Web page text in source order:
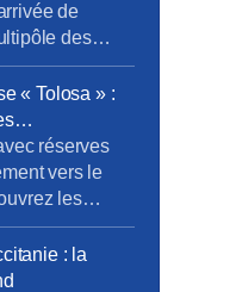
de
des
salariés sur le
d’un meme
d’abord,
[…]
« Tolosa » :
la CFE-CGC
réserves
vers le
les
: projet
cadre global
: la